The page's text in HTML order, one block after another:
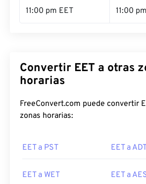
11:00 pm EET 11:00
Convertir EET a otras
horarias
FreeConvert.com puede convertir
zonas horarias:
EET a PST EET a
EET a WET EET a